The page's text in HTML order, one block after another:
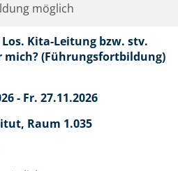
möglich
Kita-Leitung bzw. stv.
mich? (Führungsfortbildung)
- Fr. 27.11.2026
Raum 1.035